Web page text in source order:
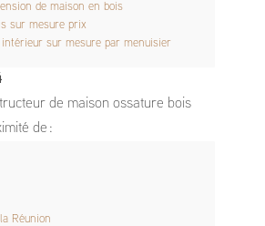
de maison en bois
sur mesure prix
intérieur sur mesure par menuisier
de maison ossature bois
de :
Réunion